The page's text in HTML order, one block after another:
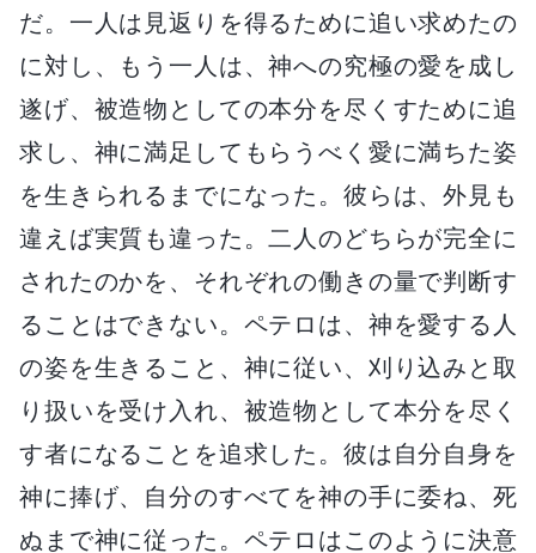
だ。一人は見返りを得るために追い求めたの
に対し、もう一人は、神への究極の愛を成し
遂げ、被造物としての本分を尽くすために追
求し、神に満足してもらうべく愛に満ちた姿
を生きられるまでになった。彼らは、外見も
違えば実質も違った。二人のどちらが完全に
されたのかを、それぞれの働きの量で判断す
ることはできない。ペテロは、神を愛する人
の姿を生きること、神に従い、刈り込みと取
り扱いを受け入れ、被造物として本分を尽く
す者になることを追求した。彼は自分自身を
神に捧げ、自分のすべてを神の手に委ね、死
ぬまで神に従った。ペテロはこのように決意